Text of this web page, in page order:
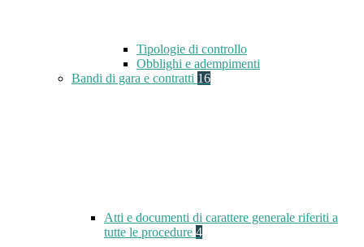
Tipologie di controllo
Obblighi e adempimenti
Bandi di gara e contratti 16
Atti e documenti di carattere generale riferiti a
tutte le procedure 4